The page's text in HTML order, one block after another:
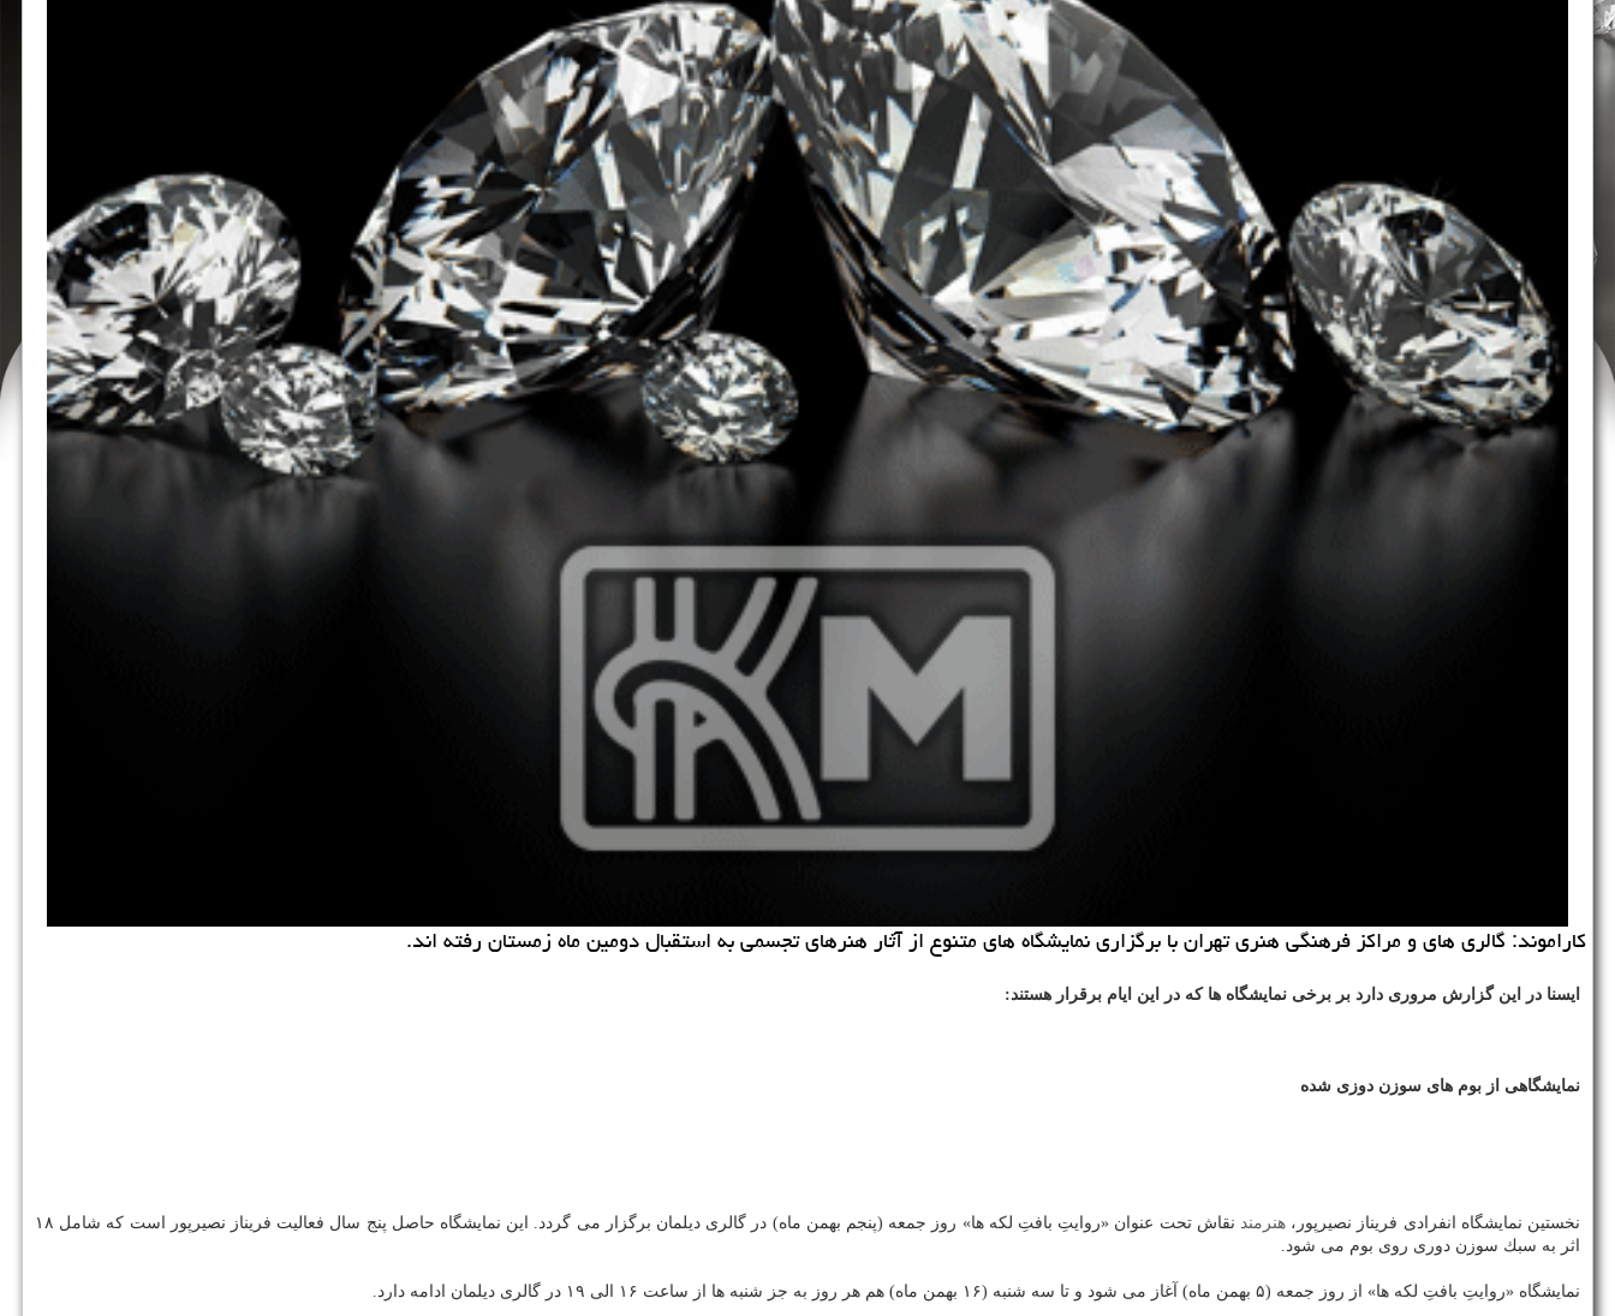
كاراموند: گالری های و مراكز فرهنگی هنری تهران با برگزاری نمایشگاه های متنوع از آثار هنرهای تجسمی به استقبال دومین ماه زمستان رفته اند.
ایسنا در این گزارش مروری دارد بر برخی نمایشگاه ها كه در این ایام برقرار هستند:
نمایشگاهی از بوم های سوزن دوزی شده
نخستین نمایشگاه انفرادی فریناز نصیرپور، هنرمند
نقاش تحت عنوان «روایتِ بافتِ لكه ها» روز جمعه (پنجم بهمن ماه) در گالری دیلمان برگزار می گردد. این نمایشگاه حاصل پنج سال فعالیت فریناز نصیرپور است كه شامل ۱۸
اثر به سبك سوزن دوری روی بوم می شود.
نمایشگاه «روایتِ بافتِ لكه ها» از روز جمعه (۵ بهمن ماه) آغاز می شود و تا سه شنبه (۱۶ بهمن ماه) هم هر روز به جز شنبه ها از ساعت ۱۶ الی ۱۹ در گالری دیلمان ادامه دارد.